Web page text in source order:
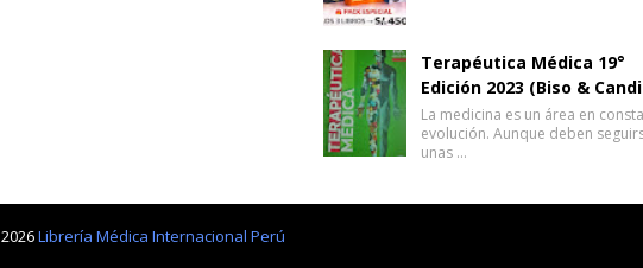
Terapéutica Médica 19°
Edición 2023 (Biso &
La medicina es un área en
evolución. Aunque deben
unas …
2026Librería Médica Internacional Perú